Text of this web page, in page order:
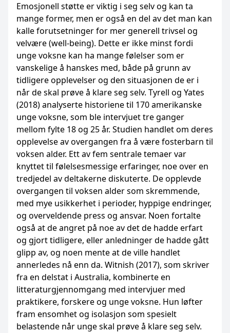
Emosjonell støtte er viktig i seg selv og kan ta
mange former, men er også en del av det man kan
kalle forutsetninger for mer generell trivsel og
velvære (well-being). Dette er ikke minst fordi
unge voksne kan ha mange følelser som er
vanskelige å hanskes med, både på grunn av
tidligere opplevelser og den situasjonen de er i
når de skal prøve å klare seg selv. Tyrell og Yates
(2018) analyserte historiene til 170 amerikanske
unge voksne, som ble intervjuet tre ganger
mellom fylte 18 og 25 år. Studien handlet om deres
opplevelse av overgangen fra å være fosterbarn til
voksen alder. Ett av fem sentrale temaer var
knyttet til følelsesmessige erfaringer, noe over en
tredjedel av deltakerne diskuterte. De opplevde
overgangen til voksen alder som skremmende,
med mye usikkerhet i perioder, hyppige endringer,
og overveldende press og ansvar. Noen fortalte
også at de angret på noe av det de hadde erfart
og gjort tidligere, eller anledninger de hadde gått
glipp av, og noen mente at de ville handlet
annerledes nå enn da. Witnish (2017), som skriver
fra en delstat i Australia, kombinerte en
litteraturgjennomgang med intervjuer med
praktikere, forskere og unge voksne. Hun løfter
fram ensomhet og isolasjon som spesielt
belastende når unge skal prøve å klare seg selv.